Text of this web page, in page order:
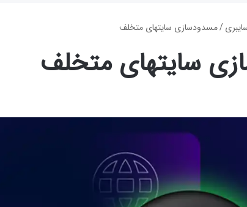
/مسدودسازی سایتهای متخلف
سایتهای متخلف